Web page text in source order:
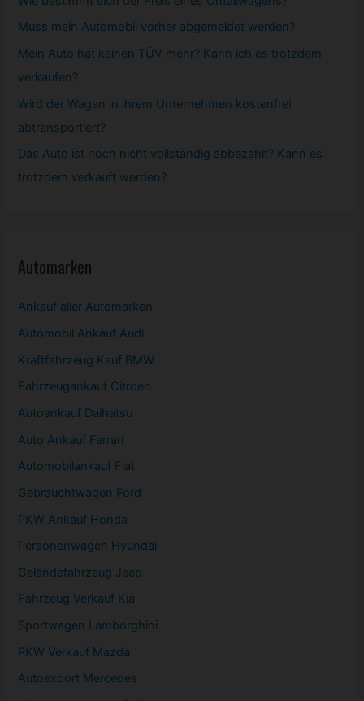
Muss mein Automobil vorher abgemeldet werden?
Mein Auto hat keinen TÜV mehr? Kann ich es trotzdem
verkaufen?
Wird der Wagen in ihrem Unternehmen kostenfrei
abtransportiert?
Das Auto ist noch nicht vollständig abbezahlt? Kann es
trotzdem verkauft werden?
Automarken
Ankauf aller Automarken
Automobil Ankauf Audi
Kraftfahrzeug Kauf BMW
Fahrzeugankauf Citroen
Autoankauf Daihatsu
Auto Ankauf Ferrari
Automobilankauf Fiat
Gebrauchtwagen Ford
PKW Ankauf Honda
Personenwagen Hyundai
Geländefahrzeug Jeep
Fahrzeug Verkauf Kia
Sportwagen Lamborghini
PKW Verkauf Mazda
Autoexport Mercedes